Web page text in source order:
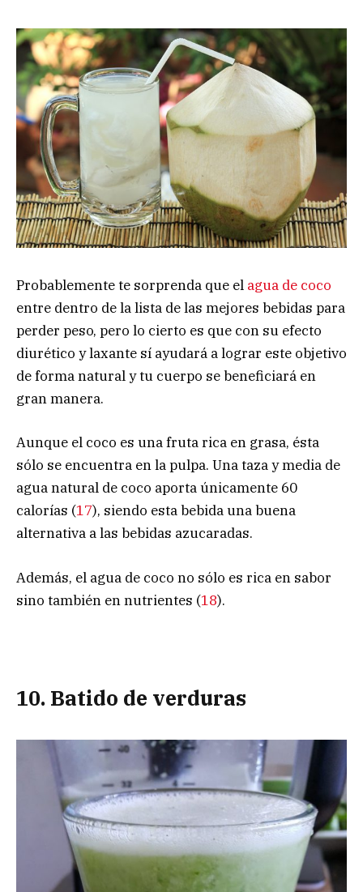
Probablemente te sorprenda que el agua de coco
entre dentro de la lista de las mejores bebidas para
perder peso, pero lo cierto es que con su efecto
diurético y laxante sí ayudará a lograr este objetivo
de forma natural y tu cuerpo se beneficiará en
gran manera.
Aunque el coco es una fruta rica en grasa, ésta
sólo se encuentra en la pulpa. Una taza y media de
agua natural de coco aporta únicamente 60
calorías (17), siendo esta bebida una buena
alternativa a las bebidas azucaradas.
Además, el agua de coco no sólo es rica en sabor
sino también en nutrientes (18).
10. Batido de verduras